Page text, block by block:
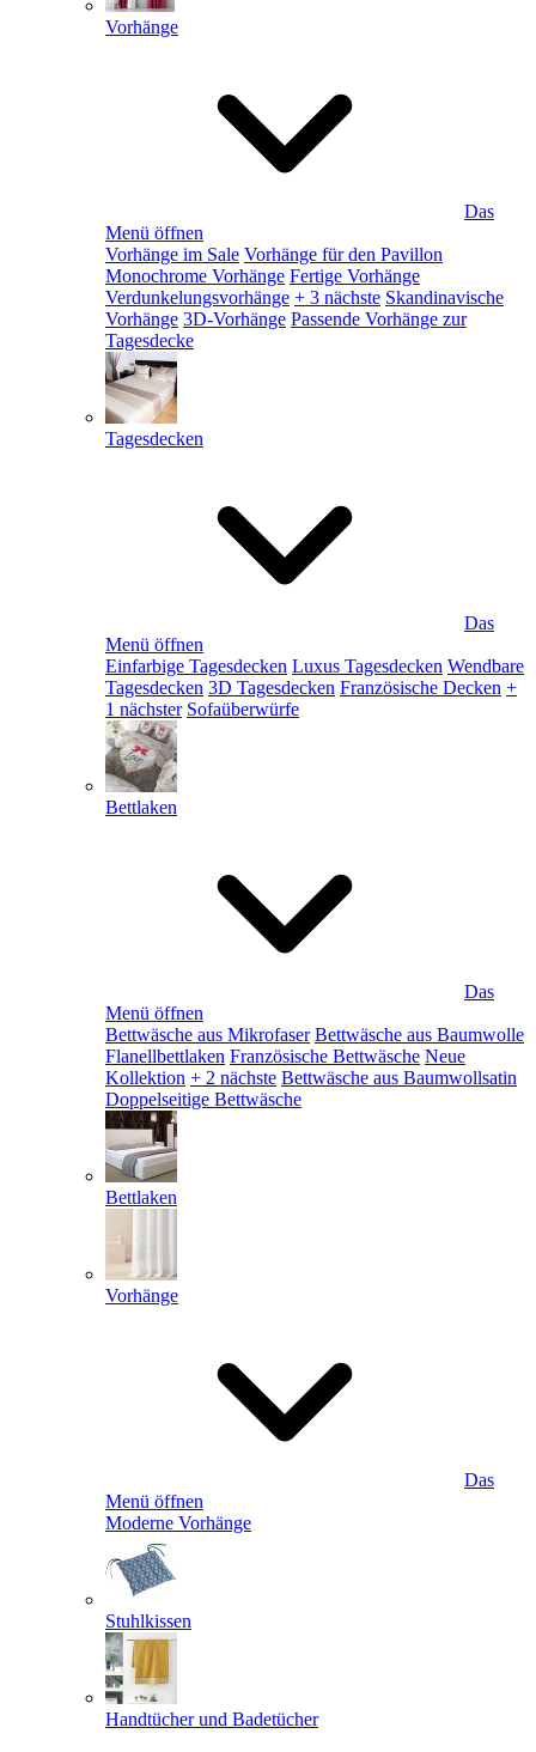
Vorhänge
Das
Menü öffnen
Vorhänge im Sale Vorhänge für den Pavillon
Monochrome Vorhänge Fertige Vorhänge
Verdunkelungsvorhänge + 3 nächste Skandinavische
Vorhänge 3D-Vorhänge Passende Vorhänge zur
Tagesdecke
Tagesdecken
Das
Menü öffnen
Einfarbige Tagesdecken Luxus Tagesdecken Wendbare
Tagesdecken 3D Tagesdecken Französische Decken +
1 nächster Sofaüberwürfe
Bettlaken
Das
Menü öffnen
Bettwäsche aus Mikrofaser Bettwäsche aus Baumwolle
Flanellbettlaken Französische Bettwäsche Neue
Kollektion + 2 nächste Bettwäsche aus Baumwollsatin
Doppelseitige Bettwäsche
Bettlaken
Vorhänge
Das
Menü öffnen
Moderne Vorhänge
Stuhlkissen
Handtücher und Badetücher